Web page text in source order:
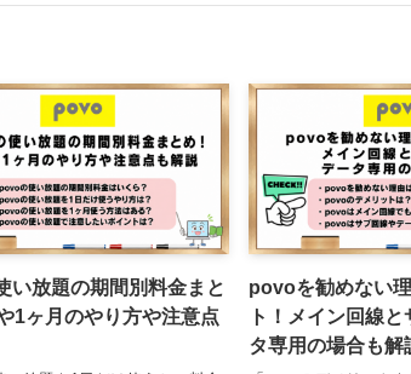
い放題の期間別料金まと
1ヶ月のやり方や注意点
povoを勧めない
ト！メイン回線
タ専用の場合も解